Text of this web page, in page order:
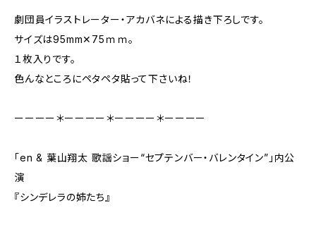
劇団員イラストレーター・アカバネによる描き下ろしです。
サイズは95mm✕75ｍｍ。
１枚入りです。
色んなところにペタペタ貼って下さいね！
ーーーー＊ーーーー＊ーーーー＊ーーーー
「en & 葉山翔太 歌謡ショー“セプテンバー・バレンタイン”」内公
演
『シンデレラの姉たち』